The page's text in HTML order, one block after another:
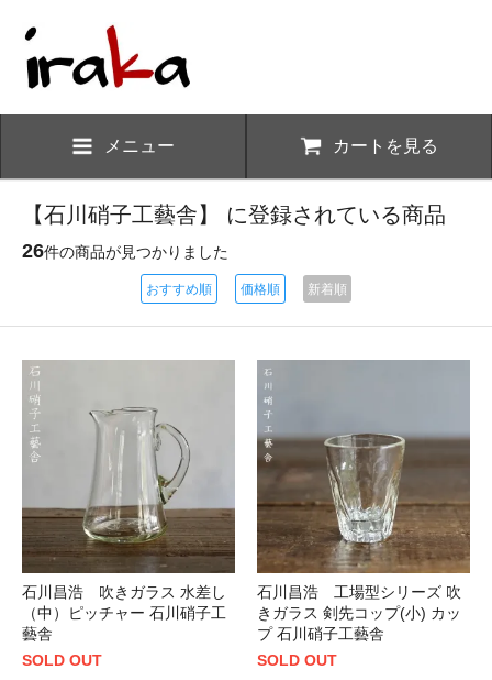
メニュー カートを見る
【石川硝子工藝舎】 に登録されている商品
26件の商品が見つかりました
おすすめ順 価格順 新着順
石川昌浩 吹きガラス 水差し
（中）ピッチャー 石川硝子工
藝舎
SOLD OUT
石川昌浩 工場型シリーズ 吹
きガラス 剣先コップ(小) カッ
プ 石川硝子工藝舎
SOLD OUT